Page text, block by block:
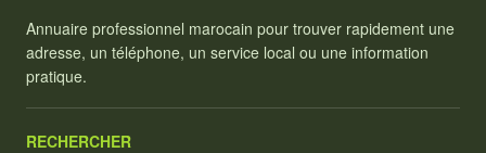
Annuaire professionnel marocain pour trouver rapidement une
adresse, un téléphone, un service local ou une information
pratique.
RECHERCHER